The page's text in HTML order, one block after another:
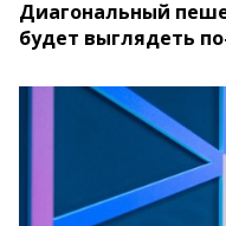
Диагональный
будет выглядеть